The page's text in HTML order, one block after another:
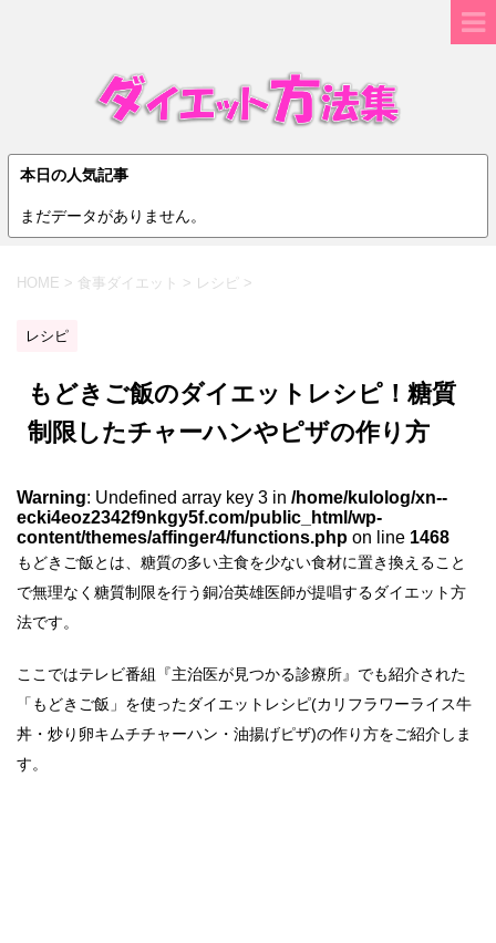
本日の人気記事
まだデータがありません。
HOME > 食事ダイエット > レシピ >
レシピ
もどきご飯のダイエットレシピ！糖質
制限したチャーハンやピザの作り方
Warning: Undefined array key 3 in /home/kulolog/xn--
ecki4eoz2342f9nkgy5f.com/public_html/wp-
content/themes/affinger4/functions.php on line 1468
もどきご飯とは、糖質の多い主食を少ない食材に置き換えること
で無理なく糖質制限を行う銅冶英雄医師が提唱するダイエット方
法です。
ここではテレビ番組『主治医が見つかる診療所』でも紹介された
「もどきご飯」を使ったダイエットレシピ(カリフラワーライス牛
丼・炒り卵キムチチャーハン・油揚げピザ)の作り方をご紹介しま
す。